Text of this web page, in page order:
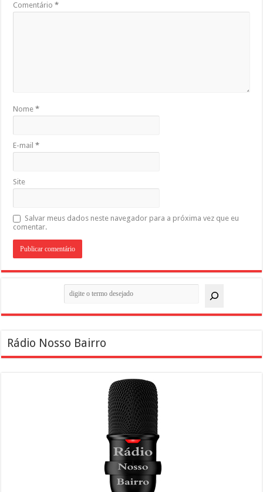
Comentário*
Nome*
E-mail*
Site
Salvar meus dados neste navegador para a próxima vez que eu
comentar.
Rádio Nosso Bairro